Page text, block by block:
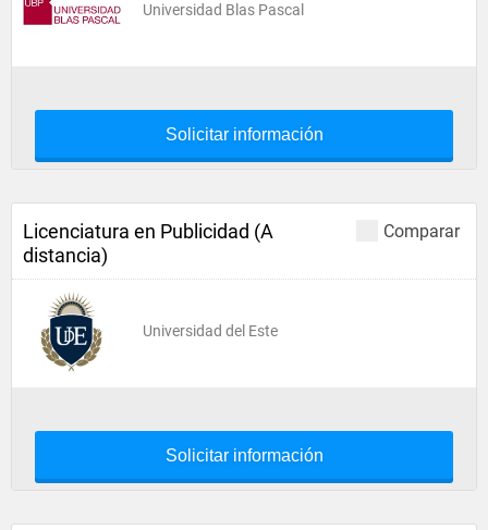
Universidad Blas Pascal
Solicitar información
Comparar
Licenciatura en Publicidad (A
distancia)
Universidad del Este
Solicitar información